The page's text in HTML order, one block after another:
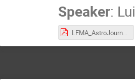
Speaker:
LFMA_AstroJournal_2025.pdf